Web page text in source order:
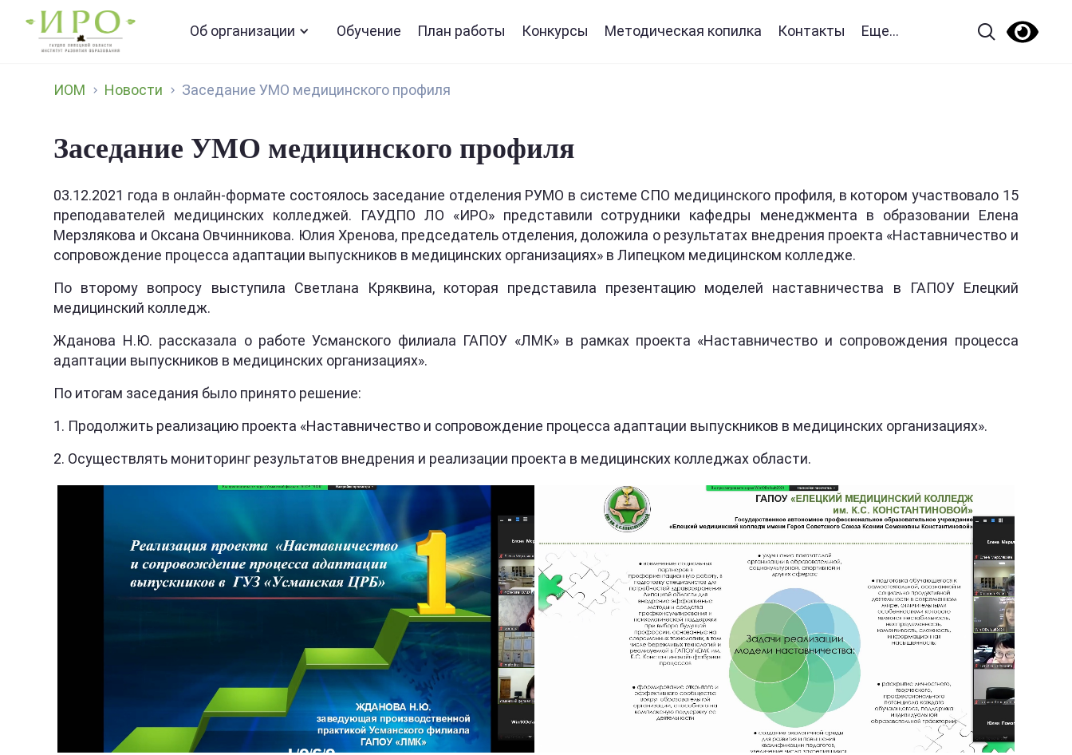
Об организации Обучение План работы Конкурсы Методическая копилка Контакты Еще...
ИОМ Новости Заседание УМО медицинского профиля
Заседание УМО медицинского профиля
03.12.2021 года в онлайн-формате состоялось заседание отделения РУМО в системе СПО медицинского профиля, в котором участвовало 15
преподавателей медицинских колледжей. ГАУДПО ЛО «ИРО» представили сотрудники кафедры менеджмента в образовании Елена
Мерзлякова и Оксана Овчинникова. Юлия Хренова, председатель отделения, доложила о результатах внедрения проекта «Наставничество и
сопровождение процесса адаптации выпускников в медицинских организациях» в Липецком медицинском колледже.
По второму вопросу выступила Светлана Кряквина, которая представила презентацию моделей наставничества в ГАПОУ Елецкий
медицинский колледж.
Жданова Н.Ю. рассказала о работе Усманского филиала ГАПОУ «ЛМК» в рамках проекта «Наставничество и сопровождения процесса
адаптации выпускников в медицинских организациях».
По итогам заседания было принято решение:
1. Продолжить реализацию проекта «Наставничество и сопровождение процесса адаптации выпускников в медицинских организациях».
2. Осуществлять мониторинг результатов внедрения и реализации проекта в медицинских колледжах области.